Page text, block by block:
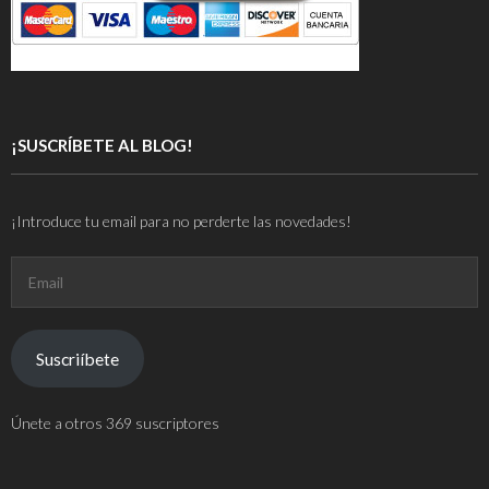
¡SUSCRÍBETE AL BLOG!
¡Introduce tu email para no perderte las novedades!
Suscriíbete
Únete a otros 369 suscriptores